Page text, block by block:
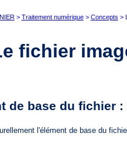
> Traitement numérique> Concepts >
fichier
de base du fichier
l'élément de base du